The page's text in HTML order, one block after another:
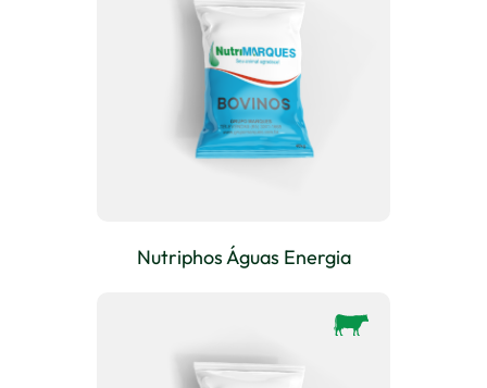
Nutriphos Águas Energia